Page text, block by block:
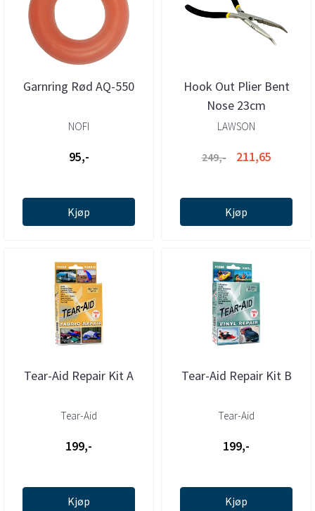
Garnring Rød AQ-550
NOFI
95,-
Kjøp
Hook Out Plier Bent
Nose 23cm
LAWSON
249,- 211,65
Kjøp
Tear-Aid Repair Kit A
Tear-Aid
199,-
Kjøp
Tear-Aid Repair Kit B
Tear-Aid
199,-
Kjøp